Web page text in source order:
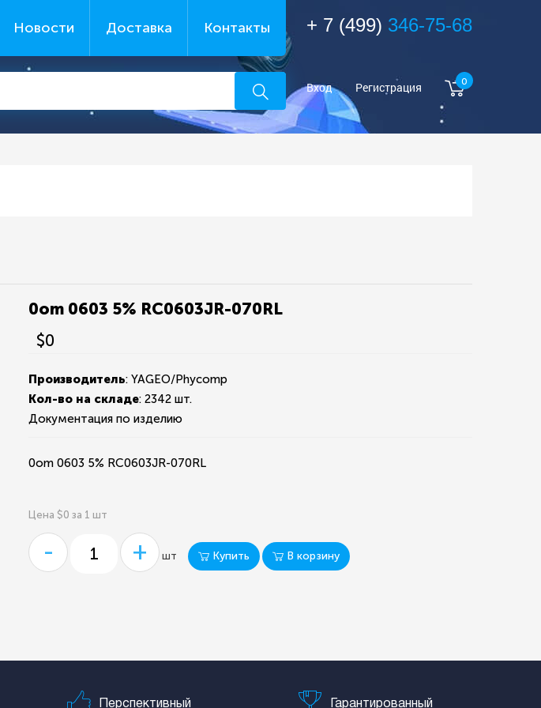
Новости Доставка Контакты + 7 (499) 346-75-68
Вход Регистрация 0
0om 0603 5% RC0603JR-070RL
$0
Производитель: YAGEO/Phycomp
Кол-во на складе:2342 шт.
Документация по изделию
0om 0603 5% RC0603JR-070RL
Цена $0 за 1 шт
- + шт Купить В корзину
Перспективный Гарантированный